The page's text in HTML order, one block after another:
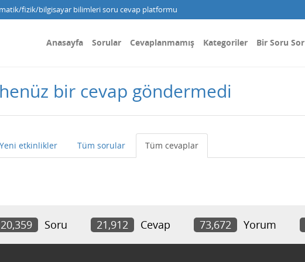
fizik/bilgisayar bilimleri soru cevap platformu
Anasayfa Sorular Cevaplanmamış Kategoriler Bir Soru Sor
bir cevap göndermedi
Yeni etkinlikler Tüm sorular Tüm cevaplar
20,359 Soru 21,912 Cevap 73,672 Yorum